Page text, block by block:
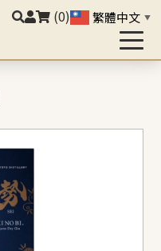
(0) 繁體中文 ▼